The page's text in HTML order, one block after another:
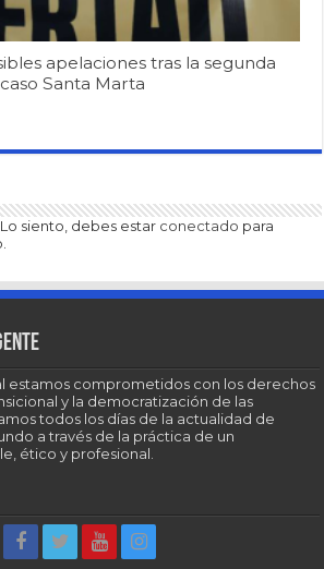
apelaciones tras la segunda
Santa Marta
Lo siento, debes estar conectado para
estamos comprometidos con los derechos
y la democratización de las
todos los días de la actualidad de
a través de la práctica de un
ético y profesional.